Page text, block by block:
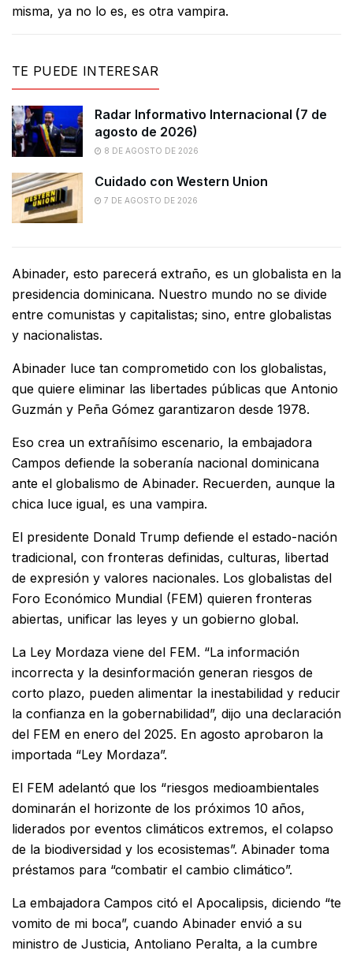
misma, ya no lo es, es otra vampira.
TE PUEDE INTERESAR
Radar Informativo Internacional (7 de
agosto de 2026)
8 DE AGOSTO DE 2026
Cuidado con Western Union
7 DE AGOSTO DE 2026
Abinader, esto parecerá extraño, es un globalista en la
presidencia dominicana. Nuestro mundo no se divide
entre comunistas y capitalistas; sino, entre globalistas
y nacionalistas.
Abinader luce tan comprometido con los globalistas,
que quiere eliminar las libertades públicas que Antonio
Guzmán y Peña Gómez garantizaron desde 1978.
Eso crea un extrañísimo escenario, la embajadora
Campos defiende la soberanía nacional dominicana
ante el globalismo de Abinader. Recuerden, aunque la
chica luce igual, es una vampira.
El presidente Donald Trump defiende el estado-nación
tradicional, con fronteras definidas, culturas, libertad
de expresión y valores nacionales. Los globalistas del
Foro Económico Mundial (FEM) quieren fronteras
abiertas, unificar las leyes y un gobierno global.
La Ley Mordaza viene del FEM. “La información
incorrecta y la desinformación generan riesgos de
corto plazo, pueden alimentar la inestabilidad y reducir
la confianza en la gobernabilidad”, dijo una declaración
del FEM en enero del 2025. En agosto aprobaron la
importada “Ley Mordaza”.
El FEM adelantó que los “riesgos medioambientales
dominarán el horizonte de los próximos 10 años,
liderados por eventos climáticos extremos, el colapso
de la biodiversidad y los ecosistemas”. Abinader toma
préstamos para “combatir el cambio climático”.
La embajadora Campos citó el Apocalipsis, diciendo “te
vomito de mi boca”, cuando Abinader envió a su
ministro de Justicia, Antoliano Peralta, a la cumbre